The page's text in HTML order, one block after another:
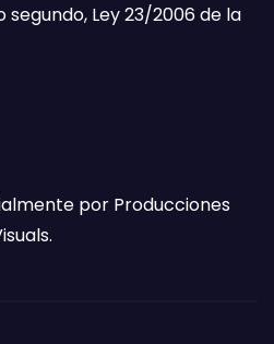
segundo, Ley 23/2006 de la
por Producciones